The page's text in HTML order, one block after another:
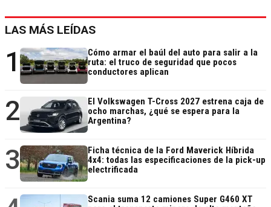
LAS MÁS LEÍDAS
1
Cómo armar el baúl del auto para salir a la
ruta: el truco de seguridad que pocos
conductores aplican
2
El Volkswagen T-Cross 2027 estrena caja de
ocho marchas, ¿qué se espera para la
Argentina?
3
Ficha técnica de la Ford Maverick Híbrida
4x4: todas las especificaciones de la pick-up
electrificada
Scania suma 12 camiones Super G460 XT